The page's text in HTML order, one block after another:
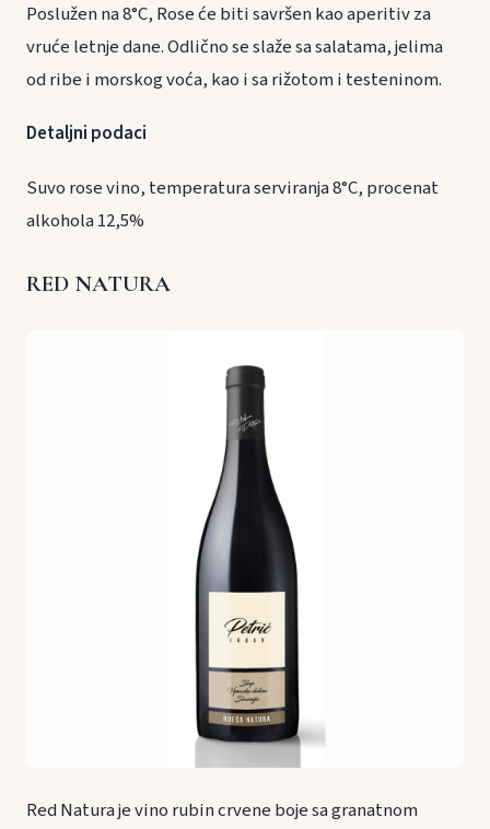
Poslužen na 8°C, Rose će biti savršen kao aperitiv za
vruće letnje dane. Odlično se slaže sa salatama, jelima
od ribe i morskog voća, kao i sa rižotom i testeninom.
Detaljni podaci
Suvo rose vino, temperatura serviranja 8°C, procenat
alkohola 12,5%
RED NATURA
Red Natura je vino rubin crvene boje sa granatnom